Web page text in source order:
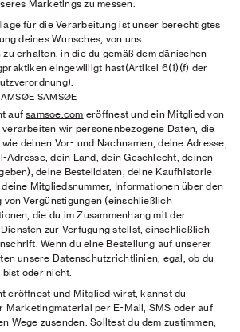
Marketings zu messen.
für die Verarbeitung ist unser berechtigtes
deines Wunsches, von uns
erhalten, in die du gemäß dem dänischen
eingewilligt hast(Artikel 6(1)(f) der
SAMSØE
aufsamsoe.com eröffnest und ein Mitglied von
verarbeiten wir personenbezogene Daten, die
deinen Vor- und Nachnamen, deine Adresse,
Adresse, dein Land, dein Geschlecht, deinen
deine Bestelldaten, deine Kaufhistorie
Mitgliedsnummer, Informationen über den
von Vergünstigungen (einschließlich
die du im Zusammenhang mit der
zur Verfügung stellst, einschließlich
Wenn du eine Bestellung auf unserer
unsere Datenschutzrichtlinien, egal, ob du
oder nicht.
eröffnest und Mitglied wirst, kannst du
Marketingmaterial per E-Mail, SMS oder auf
Wege zusenden. Solltest du dem zustimmen,